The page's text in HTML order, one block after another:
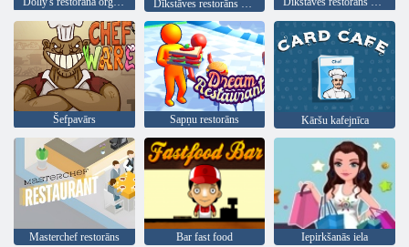
Šefpavārs Sapņu restorāns Kāršu kafejnīca
Masterchef restorāns Bar fast food Iepirkšanās iela